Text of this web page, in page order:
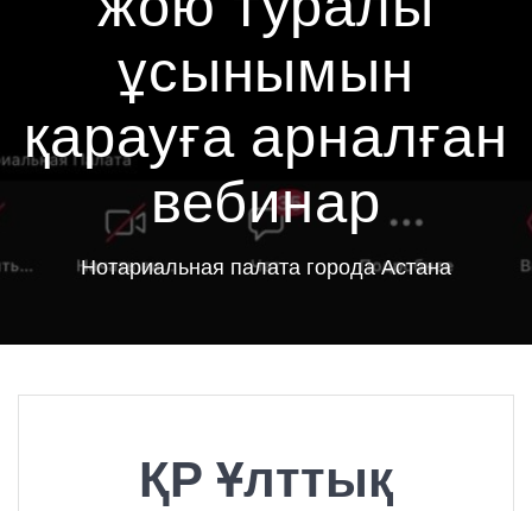
ұсынымын
қарауға арналған
вебинар
Нотариальная палата города Астана
ҚР Ұлттық